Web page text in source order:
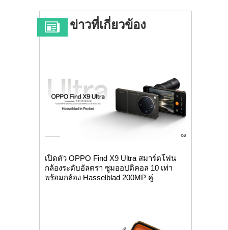
ข่าวที่เกี่ยวข้อง
เปิดตัว OPPO Find X9 Ultra สมาร์ตโฟน
กล้องระดับอัลตรา ซูมออปติคอล 10 เท่า
พร้อมกล้อง Hasselblad 200MP คู่